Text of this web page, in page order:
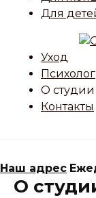
Для
Уход
Психолог
О студии
Контакты
Наш адрес
О